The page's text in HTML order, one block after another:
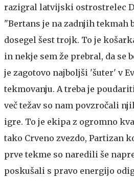
razigral latvijski ostrostrelec
"Bertans je na zadnjih tekmah
dosegel šest trojk. To je
in nekje sem že prebral, da se
je zagotovo najboljši 'šuter' v
tekmovanju. A treba je
več težav so nam povzročali
igre. To je ekipa z ogromno
tako Crveno zvezdo, Partizan
prve tekme so naredili še
poskušali s pravo energijo